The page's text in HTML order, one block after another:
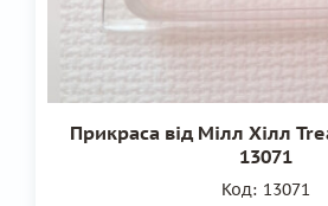
Прикраса від Мілл Хілл
13071
Код: 13071